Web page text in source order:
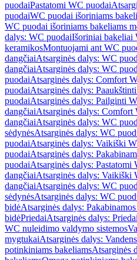
puodaiPastatomi WC puodai
puodaiWC puodai išoriniams
WC puodai išoriniams bakeliams
dalys: WC puodaiIšoriniai bakeliai
keramikosMontuojami ant WC
dangčiaiAtsarginės dalys: WC
dangčiaiAtsarginės dalys: WC
puodaiAtsarginės dalys: Comfort
puodaiAtsarginės dalys:
puodaiAtsarginės dalys: Pailginti
dangčiaiAtsarginės dalys: Comfort
dangčiaiAtsarginės dalys: WC
sėdynėsAtsarginės dalys: WC
puodaiAtsarginės dalys: Vaikiški
puodaiAtsarginės dalys:
puodaiAtsarginės dalys: Pastatomi
dangčiaiAtsarginės dalys: Vaikiški
dangčiaiAtsarginės dalys: WC
sėdynėsAtsarginės dalys: WC
bidėAtsarginės dalys:
bidėPriedaiAtsarginės dalys: Priedai
WC nuleidimo valdymo sistemos
mygtukaiAtsarginės dalys:
potinkiniams bakeliamsAtsarginės